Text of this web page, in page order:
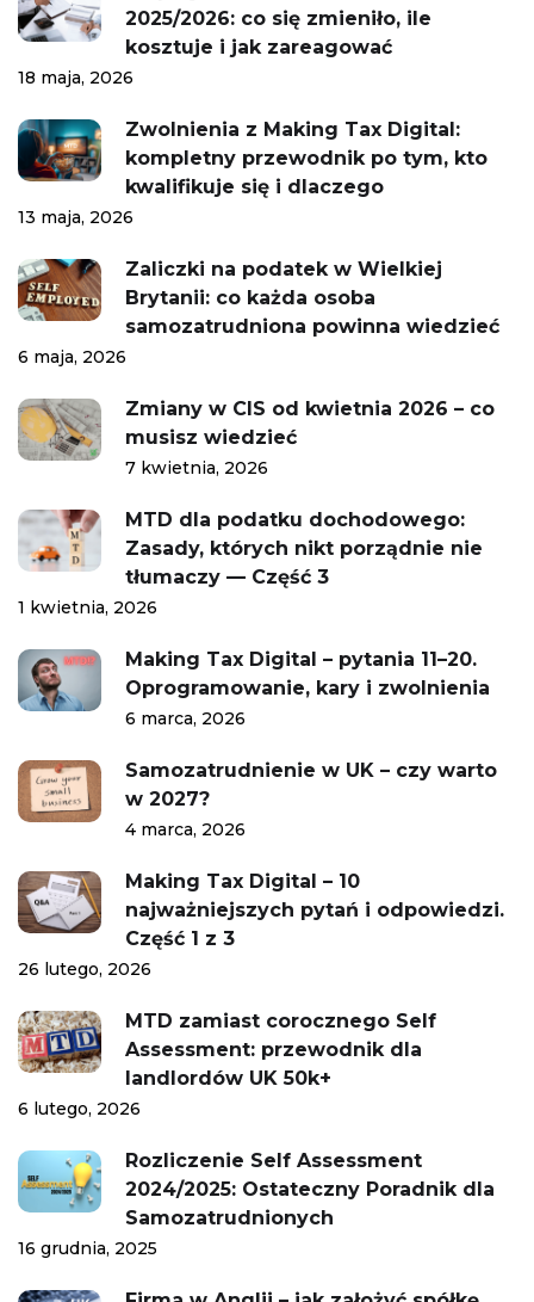
2025/2026: co się zmieniło, ile
kosztuje i jak zareagować
18 maja, 2026
Zwolnienia z Making Tax Digital:
kompletny przewodnik po tym, kto
kwalifikuje się i dlaczego
13 maja, 2026
Zaliczki na podatek w Wielkiej
Brytanii: co każda osoba
samozatrudniona powinna wiedzieć
6 maja, 2026
Zmiany w CIS od kwietnia 2026 – co
musisz wiedzieć
7 kwietnia, 2026
MTD dla podatku dochodowego:
Zasady, których nikt porządnie nie
tłumaczy — Część 3
1 kwietnia, 2026
Making Tax Digital – pytania 11–20.
Oprogramowanie, kary i zwolnienia
6 marca, 2026
Samozatrudnienie w UK – czy warto
w 2027?
4 marca, 2026
Making Tax Digital – 10
najważniejszych pytań i odpowiedzi.
Część 1 z 3
26 lutego, 2026
MTD zamiast corocznego Self
Assessment: przewodnik dla
landlordów UK 50k+
6 lutego, 2026
Rozliczenie Self Assessment
2024/2025: Ostateczny Poradnik dla
Samozatrudnionych
16 grudnia, 2025